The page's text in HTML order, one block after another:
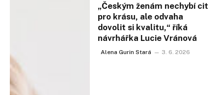
„Českým ženám nechybí cit
pro krásu, ale odvaha
dovolit si kvalitu,“ říká
návrhářka Lucie Vránová
Alena Gurin Stará 3. 6. 2026